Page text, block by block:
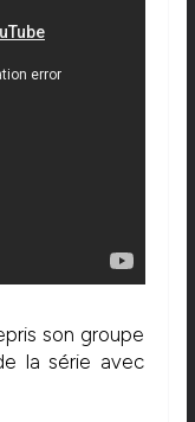
son groupe
la série avec